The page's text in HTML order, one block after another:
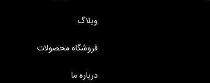
وبلاگ
فروشگاه محصولات
درباره ما